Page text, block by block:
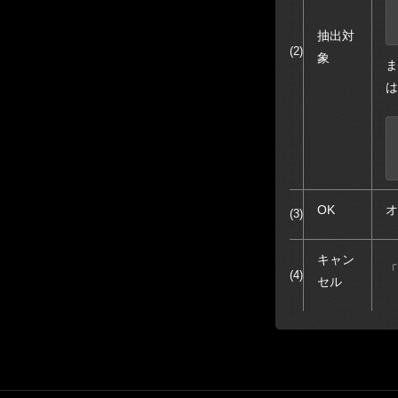
(2)
抽出対
象
(3) OK
(4)
キャン
セル